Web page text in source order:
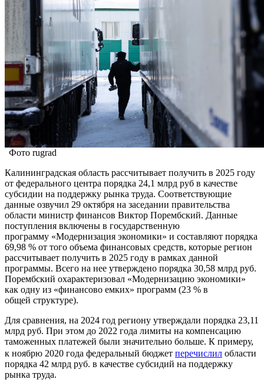
Фото rugrad
Калининградская область рассчитывает получить в 2025 году
от федерального центра порядка 24,1 млрд руб в качестве
субсидии на поддержку рынка труда. Соответствующие
данные озвучил 29 октября на заседании правительства
области министр финансов Виктор Порембский. Данные
поступления включены в государственную
программу «Модернизация экономики» и составляют порядка
69,98 % от того объема финансовых средств, которые регион
рассчитывает получить в 2025 году в рамках данной
программы. Всего на нее утверждено порядка 30,58 млрд руб.
Порембский охарактеризовал «Модернизацию экономики»
как одну из «финансово емких» программ (23 % в
общей структуре).
Для сравнения, на 2024 год региону утверждали порядка 23,11
млрд руб. При этом до 2022 года лимиты на компенсацию
таможенных платежей были значительно больше. К примеру,
к ноябрю 2020 года федеральный бюджет перечислил области
порядка 42 млрд руб. в качестве субсидий на поддержку
рынка труда.